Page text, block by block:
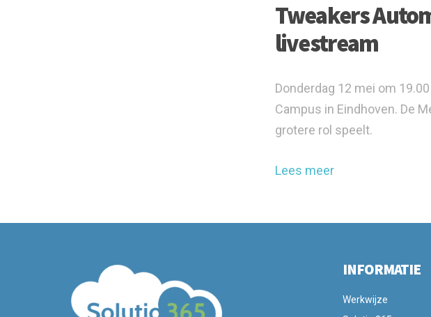
Tweakers
livestream
Donderdag 12 mei om
Campus in Eindhoven. De
grotere rol speelt.
Lees meer
INFORMATIE
Werkwijze